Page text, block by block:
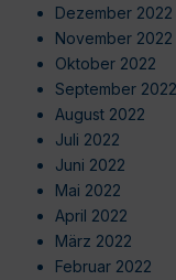
Dezember 2022
November 2022
Oktober 2022
September 2022
August 2022
Juli 2022
Juni 2022
Mai 2022
April 2022
März 2022
Februar 2022